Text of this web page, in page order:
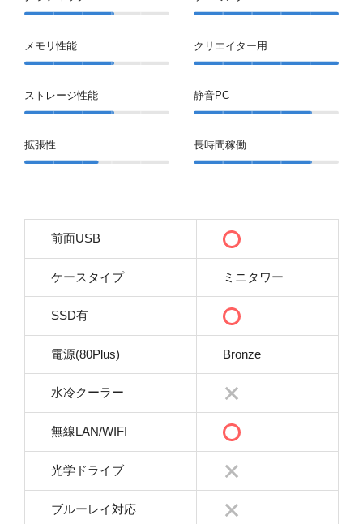
メモリ性能
ストレージ性能
拡張性
クリエイター用
静音PC
長時間稼働
前面USB
ケースタイプ ミニタワー
SSD有
電源(80Plus) Bronze
水冷クーラー
無線LAN/WIFI
光学ドライブ
ブルーレイ対応